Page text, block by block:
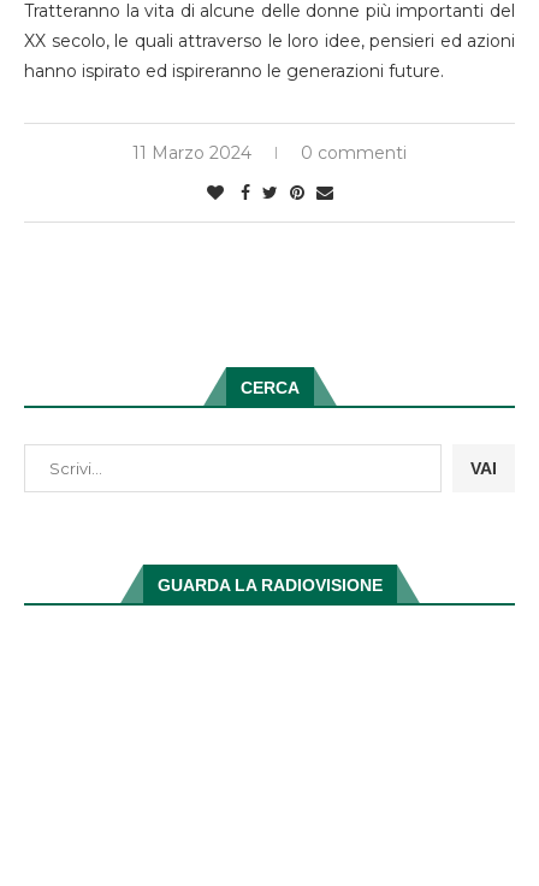
Tratteranno la vita di alcune delle donne più importanti del
XX secolo, le quali attraverso le loro idee, pensieri ed azioni
hanno ispirato ed ispireranno le generazioni future.
11 Marzo 2024 0 commenti
CERCA
VAI
GUARDA LA RADIOVISIONE